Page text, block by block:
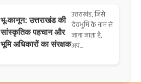
भू-कानून: उत्तराखंड की
सांस्कृतिक पहचान और
भूमि अधिकारों का संरक्षक
उत्तराखंड, जिसे
देवभूमि के नाम से
जाना जाता है,
अप...